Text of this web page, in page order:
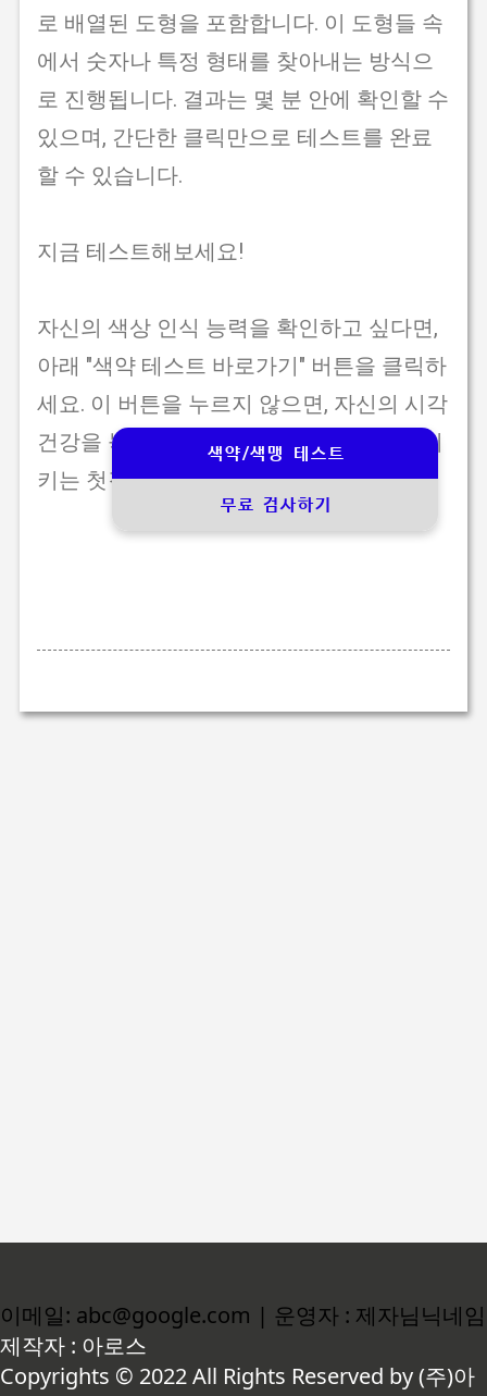
로 배열된 도형을 포함합니다. 이 도형들 속
에서 숫자나 특정 형태를 찾아내는 방식으
로 진행됩니다. 결과는 몇 분 안에 확인할 수
있으며, 간단한 클릭만으로 테스트를 완료
할 수 있습니다.
지금 테스트해보세요!
자신의 색상 인식 능력을 확인하고 싶다면,
아래 "색약 테스트 바로가기" 버튼을 클릭하
세요. 이 버튼을 누르지 않으면, 자신의 시각
건강을 놓칠 수 있습니다. 소중한 시각을 지
키는 첫걸음을 지금 시작하세요!
색약/색맹 테스트
무료 검사하기
이메일: abc@google.com | 운영자 : 제자님닉네임
제작자 : 아로스
Copyrights © 2022 All Rights Reserved by (주)아